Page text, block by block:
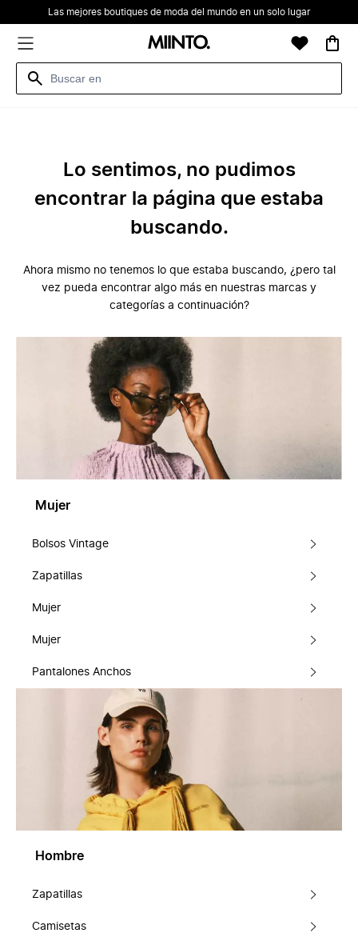
Las mejores boutiques de moda del mundo en un solo lugar
Lo sentimos, no pudimos
encontrar la página que estaba
buscando.
Ahora mismo no tenemos lo que estaba buscando, ¿pero tal
vez pueda encontrar algo más en nuestras marcas y
categorías a continuación?
Mujer
Bolsos Vintage
Zapatillas
Mujer
Mujer
Pantalones Anchos
Hombre
Zapatillas
Camisetas